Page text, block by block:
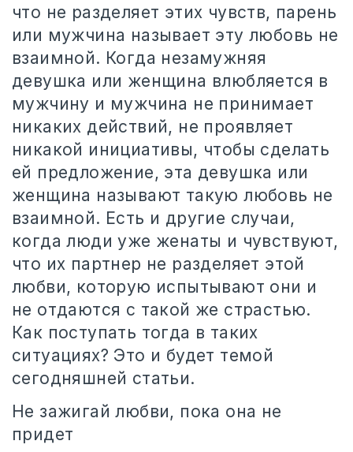
что не разделяет этих чувств, парень
или мужчина называет эту любовь не
взаимной. Когда незамужняя
девушка или женщина влюбляется в
мужчину и мужчина не принимает
никаких действий, не проявляет
никакой инициативы, чтобы сделать
ей предложение, эта девушка или
женщина называют такую любовь не
взаимной. Есть и другие случаи,
когда люди уже женаты и чувствуют,
что их партнер не разделяет этой
любви, которую испытывают они и
не отдаются с такой же страстью.
Как поступать тогда в таких
ситуациях? Это и будет темой
сегодняшней статьи.
Не зажигай любви, пока она не
придет